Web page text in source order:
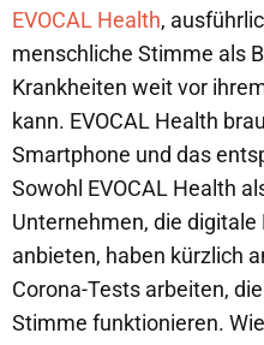
EVOCAL Health,
menschliche Stimme als
Krankheiten weit vor
kann. EVOCAL Health
Smartphone und das
Sowohl EVOCAL Health
Unternehmen, die
anbieten, haben kürzlich
Corona-Tests arbeiten,
Stimme funktionieren.